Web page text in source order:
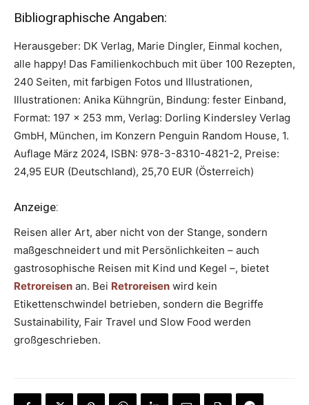
Bibliographische Angaben:
Herausgeber: DK Verlag, Marie Dingler, Einmal kochen,
alle happy! Das Familienkochbuch mit über 100 Rezepten,
240 Seiten, mit farbigen Fotos und Illustrationen,
Illustrationen: Anika Kühngrün, Bindung: fester Einband,
Format: 197 x 253 mm, Verlag: Dorling Kindersley Verlag
GmbH, München, im Konzern Penguin Random House, 1.
Auflage März 2024, ISBN: 978-3-8310-4821-2, Preise:
24,95 EUR (Deutschland), 25,70 EUR (Österreich)
Anzeige:
Reisen aller Art, aber nicht von der Stange, sondern
maßgeschneidert und mit Persönlichkeiten – auch
gastrosophische Reisen mit Kind und Kegel –, bietet
Retroreisen an. Bei Retroreisen wird kein
Etikettenschwindel betrieben, sondern die Begriffe
Sustainability, Fair Travel und Slow Food werden
großgeschrieben.